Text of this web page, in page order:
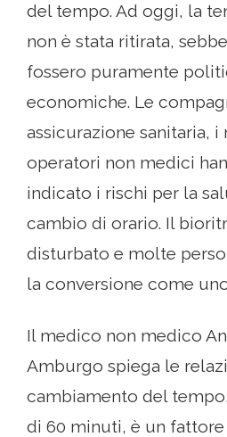
del tempo. Ad oggi, la
non è stata ritirata,
fossero puramente
economiche. Le
assicurazione sanitaria,
operatori non medici
indicato i rischi per la
cambio di orario. Il
disturbato e molte
la conversione come uno
Il medico non medico
Amburgo spiega le
cambiamento del
di 60 minuti, è un